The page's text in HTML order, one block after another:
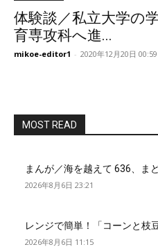
体験談／私立大学の
育専攻科へ進...
mikoe-editor1 - 2020年12月20日 00:59
MOST READ
まんが／海を越えて 636、ま
2026年8月6日 23:21
レンジで簡単！「コーンと枝
2026年8月6日 11:15